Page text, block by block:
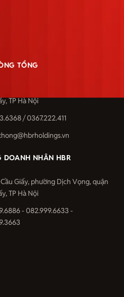
TỔNG
TP Hà Nội
/ 0367.222.411
DOANH NHÂN HBR
Giấy, phường Dịch Vọng, quận
TP Hà Nội
- 082.999.6633 -